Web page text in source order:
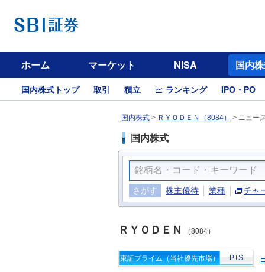
ホーム マーケット NISA 国内
国内株式トップ 取引 積立 ランキング IPO・PO
国内株式 > ＲＹＯＤＥＮ（8084） > ニュー
国内株式
さがす 株主優待 業種 チャ
ＲＹＯＤＥＮ （8084）
東証プライム（当社優先市場） PTS